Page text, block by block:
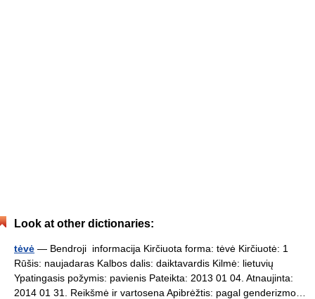
Look at other dictionaries:
tėvė — Bendroji informacija Kirčiuota forma: tėvė Kirčiuotė: 1
Rūšis: naujadaras Kalbos dalis: daiktavardis Kilmė: lietuvių
Ypatingasis požymis: pavienis Pateikta: 2013 01 04. Atnaujinta:
2014 01 31. Reikšmė ir vartosena Apibrėžtis: pagal genderizmo…